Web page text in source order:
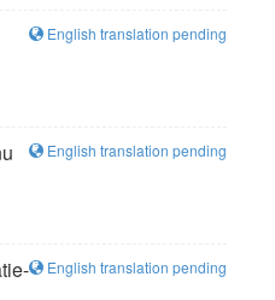
English translation pending
English translation pending
English translation pending